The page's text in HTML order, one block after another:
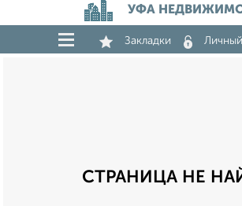
УФА
Закладки
СТРАНИЦА НЕ